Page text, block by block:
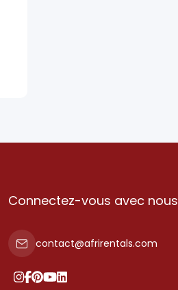
Connectez-vous avec nous
contact@afrirentals.com